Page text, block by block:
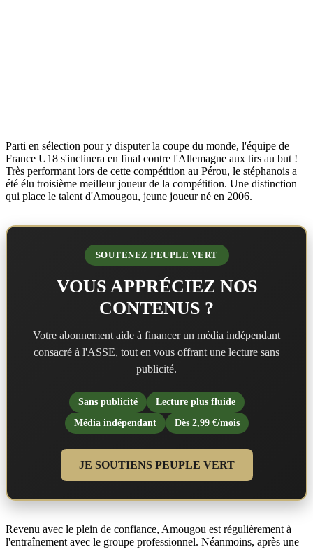
Parti en sélection pour y disputer la coupe du monde, l'équipe de
France U18 s'inclinera en final contre l'Allemagne aux tirs au but !
Très performant lors de cette compétition au Pérou, le stéphanois a
été élu troisième meilleur joueur de la compétition. Une distinction
qui place le talent d'Amougou, jeune joueur né en 2006.
SOUTENEZ PEUPLE VERT
VOUS APPRÉCIEZ NOS
CONTENUS ?
Votre abonnement aide à financer un média indépendant
consacré à l'ASSE, tout en vous offrant une lecture sans
publicité.
Sans publicité
Lecture plus fluide
Média indépendant
Dès 2,99 €/mois
JE SOUTIENS PEUPLE VERT
Revenu avec le plein de confiance, Amougou est régulièrement à
l'entraînement avec le groupe professionnel. Néanmoins, après une